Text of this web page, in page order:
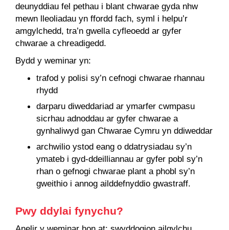
deunyddiau fel pethau i blant chwarae gyda nhw
mewn lleoliadau yn ffordd fach, syml i helpu’r
amgylchedd, tra’n gwella cyfleoedd ar gyfer
chwarae a chreadigedd.
Bydd y weminar yn:
trafod y polisi sy’n cefnogi chwarae rhannau
rhydd
darparu diweddariad ar ymarfer cwmpasu
sicrhau adnoddau ar gyfer chwarae a
gynhaliwyd gan Chwarae Cymru yn ddiweddar
archwilio ystod eang o ddatrysiadau sy’n
ymateb i gyd-ddeilliannau ar gyfer pobl sy’n
rhan o gefnogi chwarae plant a phobl sy’n
gweithio i annog ailddefnyddio gwastraff.
Pwy ddylai fynychu?